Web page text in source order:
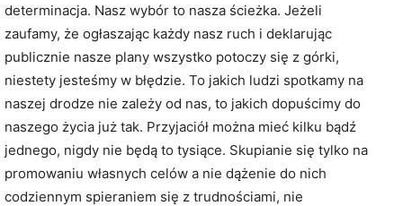
determinacja. Nasz wybór to nasza ścieżka. Jeżeli
zaufamy, że ogłaszając każdy nasz ruch i deklarując
publicznie nasze plany wszystko potoczy się z górki,
niestety jesteśmy w błędzie. To jakich ludzi spotkamy na
naszej drodze nie zależy od nas, to jakich dopuścimy do
naszego życia już tak. Przyjaciół można mieć kilku bądź
jednego, nigdy nie będą to tysiące. Skupianie się tylko na
promowaniu własnych celów a nie dążenie do nich
codziennym spieraniem się z trudnościami, nie